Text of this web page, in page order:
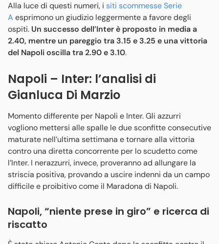
Alla luce di questi numeri, i siti scommesse Serie
A esprimono un giudizio leggermente a favore degli
ospiti. Un successo dell’Inter è proposto in media a
2.40, mentre un pareggio tra 3.15 e 3.25 e una vittoria
del Napoli oscilla tra 2.90 e 3.10.
Napoli – Inter: l’analisi di
Gianluca Di Marzio
Momento differente per Napoli e Inter. Gli azzurri
vogliono mettersi alle spalle le due sconfitte consecutive
maturate nell’ultima settimana e tornare alla vittoria
contro una diretta concorrente per lo scudetto come
l’Inter. I nerazzurri, invece, proveranno ad allungare la
striscia positiva, provando a uscire indenni da un campo
difficile e proibitivo come il Maradona di Napoli.
Napoli, “niente prese in giro” e ricerca di
riscatto